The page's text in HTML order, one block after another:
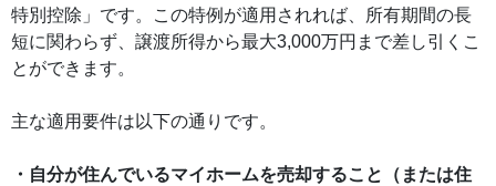
特別控除」です。この特例が適用されれば、所有期間の長
短に関わらず、譲渡所得から最大3,000万円まで差し引くこ
とができます。
主な適用要件は以下の通りです。
・自分が住んでいるマイホームを売却すること（または住